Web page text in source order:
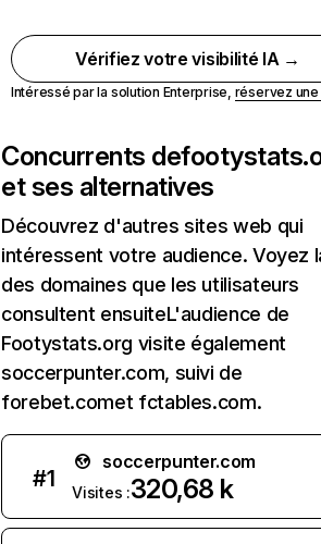
Vérifiez votre visibilité IA →
Intéressé par la solution Enterprise, réservez
Concurrents de
et ses alternatives
Découvrez d'autres sites web qui
intéressent votre audience. Voyez
des domaines que les utilisateurs
consultent ensuiteL'audience de
Footystats.org visite également
soccerpunter.com, suivi de
forebet.comet fctables.com.
#1
soccerpunter.com
Visites :320,68 k